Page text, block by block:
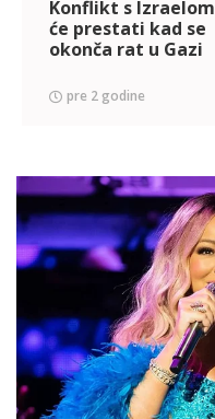
Konflikt s Izraelom
će prestati kad se
okonča rat u Gazi
pre 2 godine